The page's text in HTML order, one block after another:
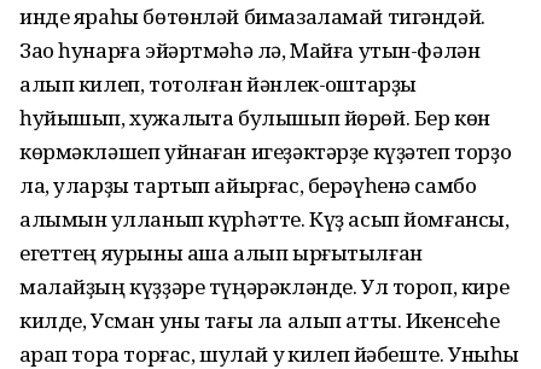
инде яраһы бөтөнләй бимазаламай тигәндәй.
Зао һунарға эйәртмәһә лә, Майға утын-фәлән
алып килеп, тотолған йәнлек-ҡоштарҙы
һуйышып, хужалыҡта булышып йөрөй. Бер көн
көрмәкләшеп уйнаған игеҙәктәрҙе күҙәтеп торҙо
ла, уларҙы тартып айырғас, берәүһенә самбо
алымын ҡулланып күрһәтте. Күҙ асып йомғансы,
егеттең яурыны аша алып ырғытылған
малайҙың күҙҙәре түңәрәкләнде. Ул тороп, кире
килде, Усман уны тағы ла алып атты. Икенсеһе
ҡарап тора торғас, шулай уҡ килеп йәбеште. Уныһы